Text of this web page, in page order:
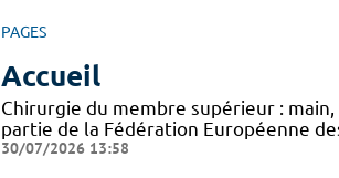
PAGES
Accueil
Chirurgie du membre supérieur :
partie de la Fédération Européenne
30/07/2026 13:58